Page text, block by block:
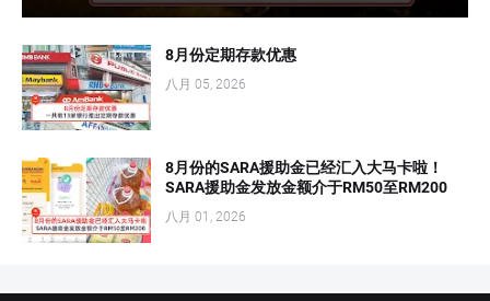
8月份定期存款优惠
八月 05, 2026
8月份的SARA援助金已经汇入大马卡啦！
SARA援助金发放金额介于RM50至RM200
八月 01, 2026